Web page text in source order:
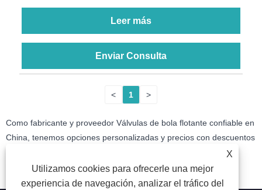
Leer más
Enviar Consulta
< 1 >
Como fabricante y proveedor Válvulas de bola flotante confiable en
China, tenemos opciones personalizadas y precios con descuentos
X
Utilizamos cookies para ofrecerle una mejor
experiencia de navegación, analizar el tráfico del